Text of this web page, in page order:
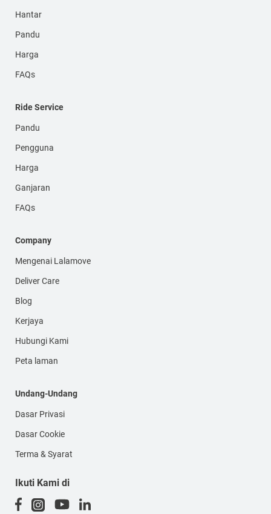
Hantar
Pandu
Harga
FAQs
Ride Service
Pandu
Pengguna
Harga
Ganjaran
FAQs
Company
Mengenai Lalamove
Deliver Care
Blog
Kerjaya
Hubungi Kami
Peta laman
Undang-Undang
Dasar Privasi
Dasar Cookie
Terma & Syarat
Ikuti Kami di